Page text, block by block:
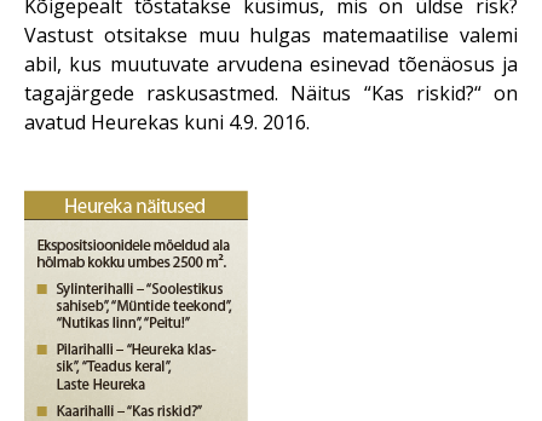
Kõigepealt tõstatakse küsimus, mis on üldse risk?
Vastust otsitakse muu hulgas matemaatilise valemi
abil, kus muutuvate arvudena esinevad tõenäosus ja
tagajärgede raskusastmed. Näitus “Kas riskid?“ on
avatud Heurekas kuni 4.9. 2016.